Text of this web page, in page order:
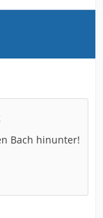
Bach hinunter!